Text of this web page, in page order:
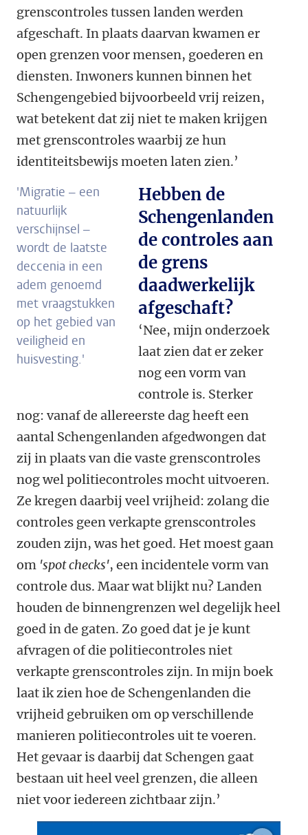
grenscontroles tussen landen werden
afgeschaft. In plaats daarvan kwamen er
open grenzen voor mensen, goederen en
diensten. Inwoners kunnen binnen het
Schengengebied bijvoorbeeld vrij reizen,
wat betekent dat zij niet te maken krijgen
met grenscontroles waarbij ze hun
identiteitsbewijs moeten laten zien.’
'Migratie – een
natuurlijk
verschijnsel –
wordt de laatste
deccenia in een
adem genoemd
met vraagstukken
op het gebied van
veiligheid en
huisvesting.'
Hebben de
Schengenlanden
de controles aan
de grens
daadwerkelijk
afgeschaft?
‘Nee, mijn onderzoek
laat zien dat er zeker
nog een vorm van
controle is. Sterker
nog: vanaf de allereerste dag heeft een
aantal Schengenlanden afgedwongen dat
zij in plaats van die vaste grenscontroles
nog wel politiecontroles mocht uitvoeren.
Ze kregen daarbij veel vrijheid: zolang die
controles geen verkapte grenscontroles
zouden zijn, was het goed. Het moest gaan
om 'spot checks', een incidentele vorm van
controle dus. Maar wat blijkt nu? Landen
houden de binnengrenzen wel degelijk heel
goed in de gaten. Zo goed dat je je kunt
afvragen of die politiecontroles niet
verkapte grenscontroles zijn. In mijn boek
laat ik zien hoe de Schengenlanden die
vrijheid gebruiken om op verschillende
manieren politiecontroles uit te voeren.
Het gevaar is daarbij dat Schengen gaat
bestaan uit heel veel grenzen, die alleen
niet voor iedereen zichtbaar zijn.’